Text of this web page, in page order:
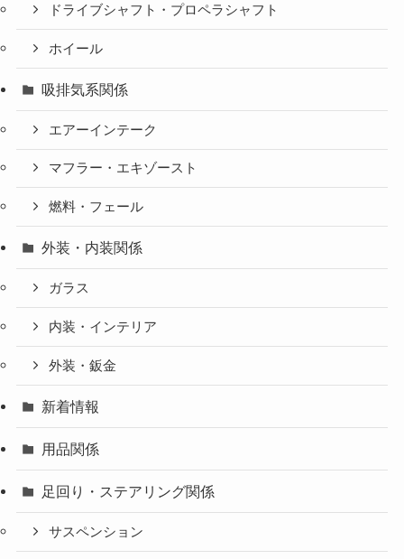
ドライブシャフト・プロペラシャフト
ホイール
吸排気系関係
エアーインテーク
マフラー・エキゾースト
燃料・フェール
外装・内装関係
ガラス
内装・インテリア
外装・鈑金
新着情報
用品関係
足回り・ステアリング関係
サスペンション